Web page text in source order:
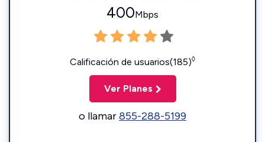
400Mbps
Calificación de usuarios(185)◊
Ver Planes
o llamar855-288-5199